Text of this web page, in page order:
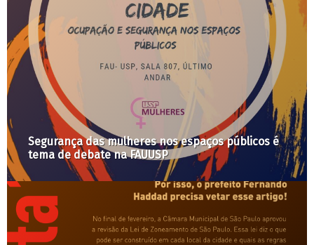
Segurança das mulheres nos espaços públicos é
tema de debate na FAUUSP